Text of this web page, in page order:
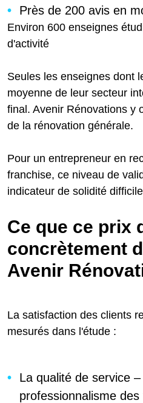
Près de 200 avis en
Environ 600 enseignes
d'activité
Seules les enseignes dont
moyenne de leur secteur
final. Avenir Rénovations y
de la rénovation générale.
Pour un entrepreneur en
franchise, ce niveau de
indicateur de solidité
Ce que ce prix
concrètement
Avenir
La satisfaction des clients
mesurés dans l'étude :
La qualité de service
professionnalisme